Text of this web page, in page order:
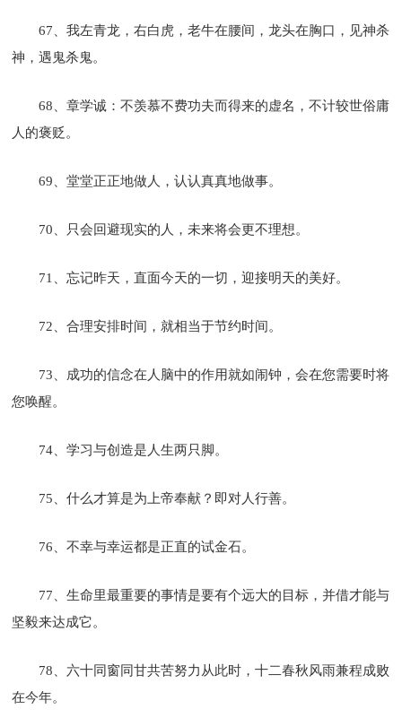
67、我左青龙，右白虎，老牛在腰间，龙头在胸口，见神杀
神，遇鬼杀鬼。
68、章学诚：不羡慕不费功夫而得来的虚名，不计较世俗庸
人的褒贬。
69、堂堂正正地做人，认认真真地做事。
70、只会回避现实的人，未来将会更不理想。
71、忘记昨天，直面今天的一切，迎接明天的美好。
72、合理安排时间，就相当于节约时间。
73、成功的信念在人脑中的作用就如闹钟，会在您需要时将
您唤醒。
74、学习与创造是人生两只脚。
75、什么才算是为上帝奉献？即对人行善。
76、不幸与幸运都是正直的试金石。
77、生命里最重要的事情是要有个远大的目标，并借才能与
坚毅来达成它。
78、六十同窗同甘共苦努力从此时，十二春秋风雨兼程成败
在今年。